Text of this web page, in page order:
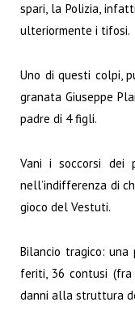
spari, la Polizia,
ulteriormente i tifosi.
Uno di questi colpi,
granata Giuseppe
padre di 4 figli.
Vani i soccorsi dei
nell’indifferenza di
gioco del Vestuti.
Bilancio tragico: una
feriti, 36 contusi
danni alla struttura